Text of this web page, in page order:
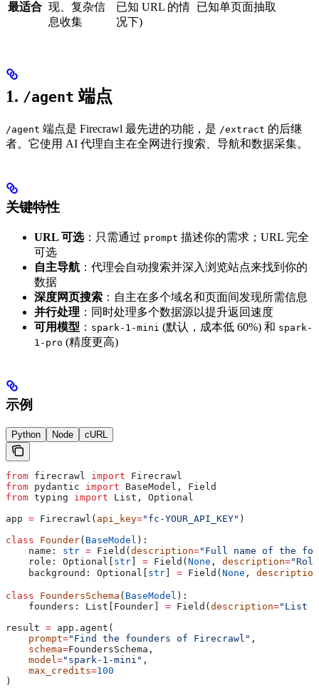
最适合 现、复杂信
息收集
已知 URL 的情
况下)
已知单页面抽取
1. /agent 端点
/agent 端点是 Firecrawl 最先进的功能，是 /extract 的后继
者。它使用 AI 代理自主在全网进行搜索、导航和数据采集。
关键特性
URL 可选：只需通过 prompt 描述你的需求；URL 完全
可选
自主导航 ：代理会自动搜索并深入浏览站点来找到你的
数据
深度网页搜索 ：自主在多个域名和页面间发现所需信息
并行处理 ：同时处理多个数据源以提升返回速度
可用模型 ： spark-1-mini (默认，成本低 60%) 和 spark-
1-pro (精度更高)
示例
Python Node cURL
from firecrawl import Firecrawl
from pydantic import BaseModel, Field
from typing import List, Optional
app = Firecrawl( api_key="fc-YOUR_API_KEY" )
class Founder( BaseModel ):
    name:
str = Field( description="Full name of the
    role: Optional[
str = Field( None , description=
    background: Optional[
str = Field( None , description
class FoundersSchema ( BaseModel ):
    founders: List[Founder]
= Field( description="List
result = app.agent(
    prompt
="Find the founders of Firecrawl" ,
    schema
=FoundersSchema,
    model
="spark-1-mini" ,
    max_credits
=100
)